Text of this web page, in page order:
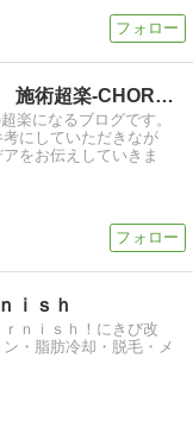
カラダ超楽になるブログ 施術超楽-CHORAKU-
楽になるブログです。
にしていただきなが
をお伝えしていきま
ｉｓｈ
ｎｉｓｈ！にきび改
・脂肪冷却・脱毛・メ